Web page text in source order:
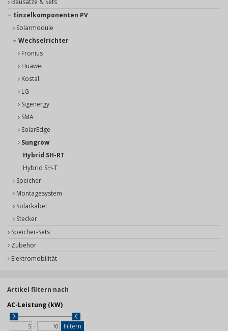
Bausätze & Sets
Einzelkomponenten PV
Solarmodule
Wechselrichter
Fronius
Huawei
Kostal
LG
Sigenergy
SMA
SolarEdge
Sungrow
Hybrid SH-RT
Hybrid SH-T
Speicher
Montagesystem
Solarkabel
Stecker
Speicher-Sets
Zubehör
Elektromobilität
Artikel filtern nach
AC-Leistung (kW)
-
Filtern